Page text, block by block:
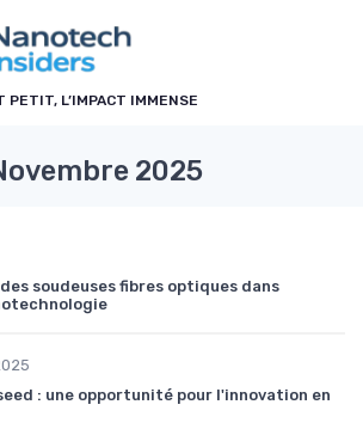
PETIT, L’IMPACT IMMENSE
2025
soudeuses fibres optiques dans
: une opportunité pour l'innovation en
des cookies